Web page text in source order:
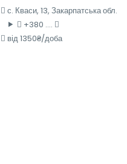
с. Кваси, 13, Закарпатська обл.
+380 ....
від 1350₴/доба